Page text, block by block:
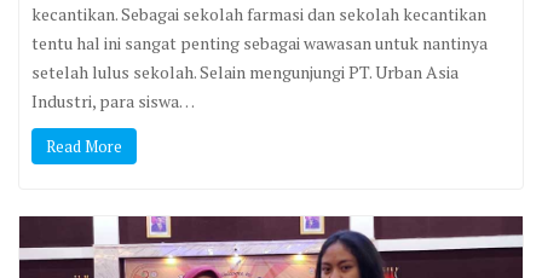
kecantikan. Sebagai sekolah farmasi dan sekolah kecantikan
tentu hal ini sangat penting sebagai wawasan untuk nantinya
setelah lulus sekolah. Selain mengunjungi PT. Urban Asia
Industri, para siswa…
Read More